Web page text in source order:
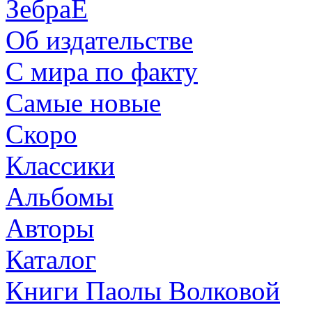
ЗебраЕ
Об издательстве
С мира по факту
Самые новые
Скоро
Классики
Альбомы
Авторы
Каталог
Книги Паолы Волковой